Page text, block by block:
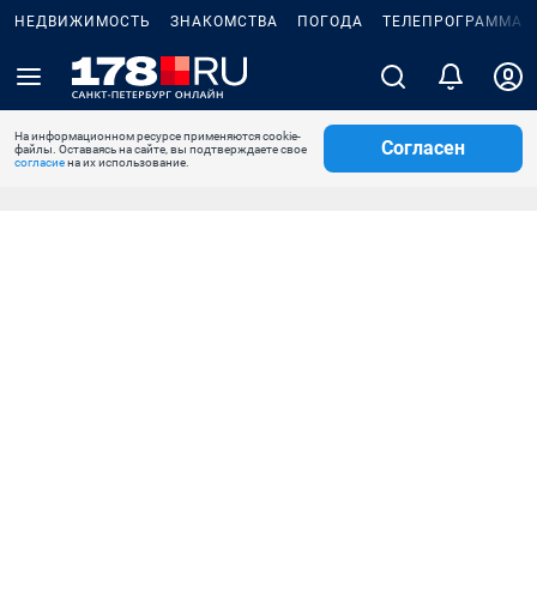
НЕДВИЖИМОСТЬ ЗНАКОМСТВА ПОГОДА ТЕЛЕПРОГРАММА
На информационном ресурсе применяются cookie-
файлы. Оставаясь на сайте, вы подтверждаете свое
согласиена их использование.
Согласен